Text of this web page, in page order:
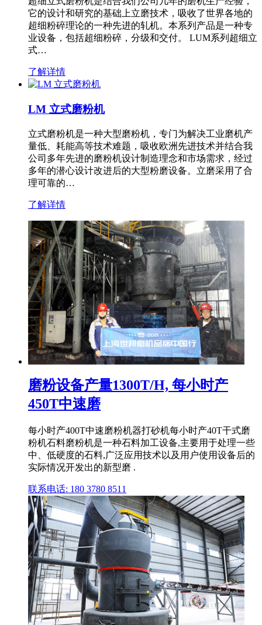
它的设计和研究的基础上立磨技术，吸收了世界各地的
超细粉碎理论的一种先进的轧机。本系列产品是一种专
业设备，包括超细粉碎，分级和交付。 LUM系列超细立
式…
了解详情
LM 立式磨粉机
立式磨粉机是一种大型磨粉机，专门为解决工业磨机产
量低、耗能高等技术难题，吸收欧洲先进技术并结合我
公司多年先进的磨粉机设计制造理念和市场需求，经过
多年的潜心设计改进后的大型粉磨设备。立磨采用了合
理可靠的…
了解详情
磨粉设备产量1300T/H, 每小时产
450T中速磨
每小时产400T中速磨粉机器打砂机每小时产40T干式磨
粉机石料磨粉机是一种石料加工设备,主要用于处理一些
中、低硬度的石料,广泛应用技术以及用户使用设备后的
实际情况开发出的新型磨 .
联系电话: 180 3780 8511